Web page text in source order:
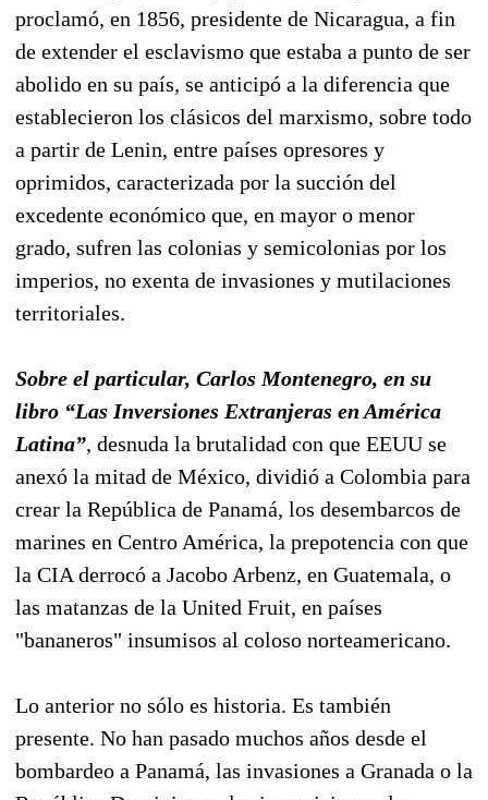
proclamó, en 1856, presidente de Nicaragua, a fin
de extender el esclavismo que estaba a punto de ser
abolido en su país, se anticipó a la diferencia que
establecieron los clásicos del marxismo, sobre todo
a partir de Lenin, entre países opresores y
oprimidos, caracterizada por la succión del
excedente económico que, en mayor o menor
grado, sufren las colonias y semicolonias por los
imperios, no exenta de invasiones y mutilaciones
territoriales.
Sobre el particular, Carlos Montenegro, en su
libro “Las Inversiones Extranjeras en América
Latina”, desnuda la brutalidad con que EEUU se
anexó la mitad de México, dividió a Colombia para
crear la República de Panamá, los desembarcos de
marines en Centro América, la prepotencia con que
la CIA derrocó a Jacobo Arbenz, en Guatemala, o
las matanzas de la United Fruit, en países
"bananeros" insumisos al coloso norteamericano.
Lo anterior no sólo es historia. Es también
presente. No han pasado muchos años desde el
bombardeo a Panamá, las invasiones a Granada o la